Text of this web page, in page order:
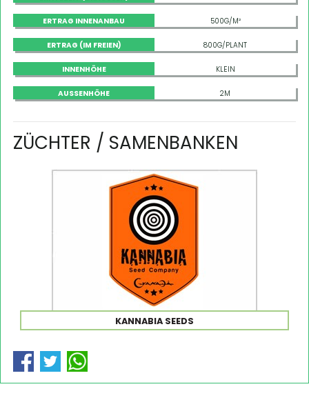
ERTRAG INNENANBAU 500G/M²
ERTRAG (IM FREIEN) 800G/PLANT
INNENHÖHE KLEIN
AUSSENHÖHE 2M
ZÜCHTER / SAMENBANKEN
KANNABIA SEEDS